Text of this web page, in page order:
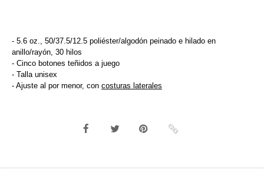
- 5.6 oz., 50/37.5/12.5 poliéster/algodón peinado e hilado en
anillo/rayón, 30 hilos
- Cinco botones teñidos a juego
- Talla unisex
- Ajuste al por menor, con costuras laterales